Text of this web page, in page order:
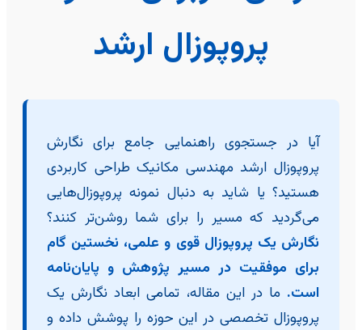
پروپوزال ارشد
آیا در جستجوی راهنمایی جامع برای نگارش
پروپوزال ارشد مهندسی مکانیک طراحی کاربردی
هستید؟ یا شاید به دنبال نمونه پروپوزال‌هایی
می‌گردید که مسیر را برای شما روشن‌تر کنند؟
نگارش یک پروپوزال قوی و علمی، نخستین گام
برای موفقیت در مسیر پژوهش و پایان‌نامه
است. ما در این مقاله، تمامی ابعاد نگارش یک
پروپوزال تخصصی در این حوزه را پوشش داده و